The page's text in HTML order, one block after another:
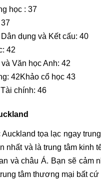
học : 37
dụng và Kết cấu: 40
42
Văn học Anh: 42
42Khảo cổ học 43
chính: 46
tọa lạc ngay
nhất và là trung tâm
và châu Á. Bạn sẽ cảm
tâm thương mại bất